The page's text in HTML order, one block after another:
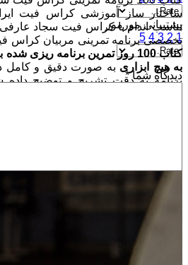
پشتیبانی مورمور
1
2
3
4
5
دیدگاه شما*
ذخیره نام، ایمیل و وبسایت من در
دوباره دیدگاهی می‌نویسم.
تناسب اندام با کراس فیت سجاد عارفی
تخصصی برنامه تمرینی مربیان کراس
به هیچ ابزاری به صورت دقیق و کامل
برنامه به دقت تشریح و توضیح